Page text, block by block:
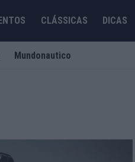
CLÁSSICAS DICAS
Mundonautico